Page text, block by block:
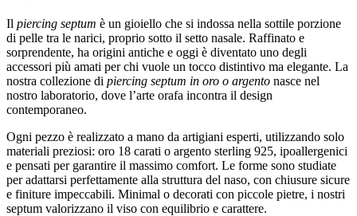
Il piercing septum è un gioiello che si indossa nella sottile porzione
di pelle tra le narici, proprio sotto il setto nasale. Raffinato e
sorprendente, ha origini antiche e oggi è diventato uno degli
accessori più amati per chi vuole un tocco distintivo ma elegante. La
nostra collezione di piercing septum in oro o argento nasce nel
nostro laboratorio, dove l’arte orafa incontra il design
contemporaneo.
Ogni pezzo è realizzato a mano da artigiani esperti, utilizzando solo
materiali preziosi: oro 18 carati o argento sterling 925, ipoallergenici
e pensati per garantire il massimo comfort. Le forme sono studiate
per adattarsi perfettamente alla struttura del naso, con chiusure sicure
e finiture impeccabili. Minimal o decorati con piccole pietre, i nostri
septum valorizzano il viso con equilibrio e carattere.